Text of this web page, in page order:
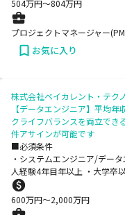
504万円〜804万円
プロジェクトマネージャー
お気に入り
株式会社ベイカレント・テク
【データエンジニア】平均
クライフバランスを両立でき
件アサインが可能です
■必須条件
・システムエンジニア/デー
人経験4年目年以上 ・大学卒
600万円〜2,000万円